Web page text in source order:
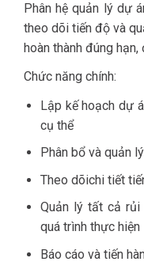
Phân hệ quản lý dự
theo dõi tiến độ và
hoàn thành đúng hạn,
Chức năng chính:
Lập kế hoạch dự
cụ thể
Phân bổ và quản
Theo dõichi tiết
Quản lý tất cả
quá trình thực hiện
Báo cáo và tiến